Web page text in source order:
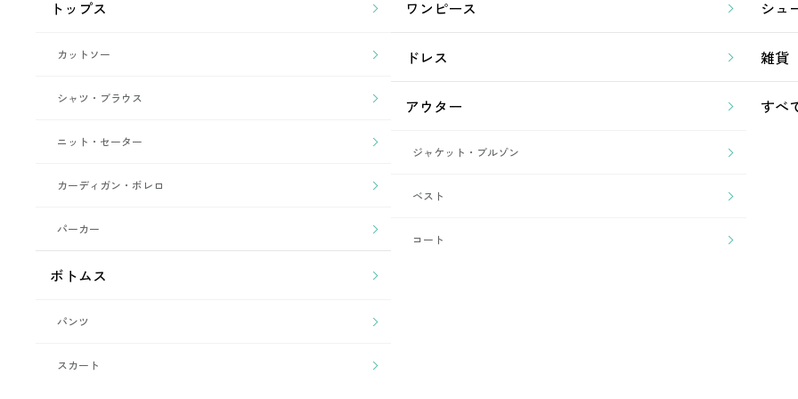
トップス
カットソー
シャツ・ブラウス
ニット・セーター
カーディガン・ボレロ
パーカー
ボトムス
パンツ
スカート
ワンピース
ドレス
アウター
ジャケット・ブルゾン
ベスト
コート
シュ
雑貨
すべ